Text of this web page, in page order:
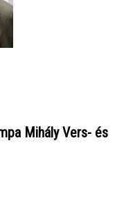
Mihály Vers- és